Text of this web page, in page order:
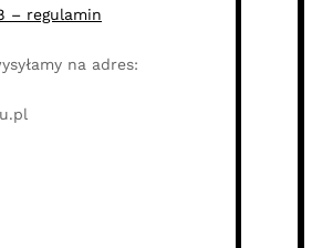
– regulamin
na adres: